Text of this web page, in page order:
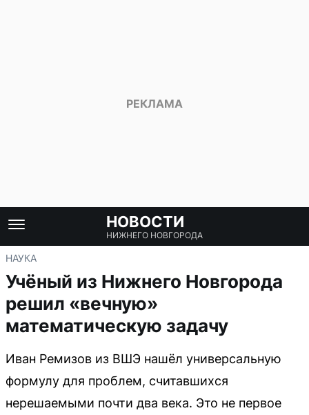
НОВОСТИ
НИЖНЕГО НОВГОРОДА
НАУКА
Учёный из Нижнего Новгорода
решил «вечную»
математическую задачу
Иван Ремизов из ВШЭ нашёл универсальную
формулу для проблем, считавшихся
нерешаемыми почти два века. Это не первое